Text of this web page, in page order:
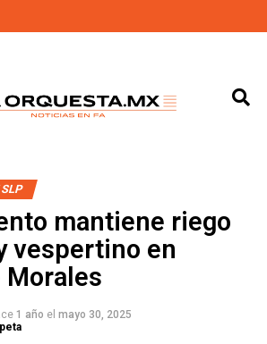
SLP
mantiene riego
vespertino en
Morales
1 año el mayo 30, 2025